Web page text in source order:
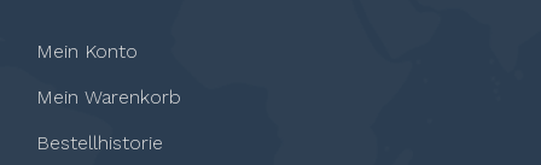
Mein Konto
Mein Warenkorb
Bestellhistorie